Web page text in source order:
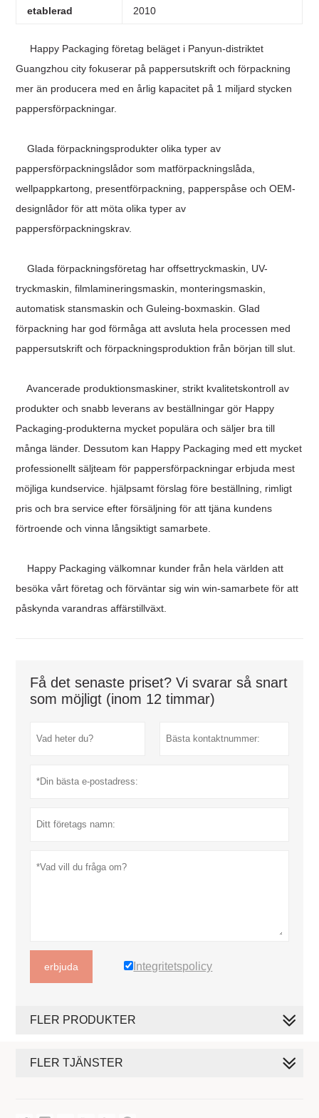
etablerad 2010
Happy Packaging företag beläget i Panyun-distriktet
Guangzhou city fokuserar på pappersutskrift och förpackning
mer än producera med en årlig kapacitet på 1 miljard stycken
pappersförpackningar.
Glada förpackningsprodukter olika typer av
pappersförpackningslådor som matförpackningslåda,
wellpappkartong, presentförpackning, papperspåse och OEM-
designlådor för att möta olika typer av
pappersförpackningskrav.
Glada förpackningsföretag har offsettryckmaskin, UV-
tryckmaskin, filmlamineringsmaskin, monteringsmaskin,
automatisk stansmaskin och Guleing-boxmaskin. Glad
förpackning har god förmåga att avsluta hela processen med
pappersutskrift och förpackningsproduktion från början till slut.
Avancerade produktionsmaskiner, strikt kvalitetskontroll av
produkter och snabb leverans av beställningar gör Happy
Packaging-produkterna mycket populära och säljer bra till
många länder. Dessutom kan Happy Packaging med ett mycket
professionellt säljteam för pappersförpackningar erbjuda mest
möjliga kundservice. hjälpsamt förslag före beställning, rimligt
pris och bra service efter försäljning för att tjäna kundens
förtroende och vinna långsiktigt samarbete.
Happy Packaging välkomnar kunder från hela världen att
besöka vårt företag och förväntar sig win win-samarbete för att
påskynda varandras affärstillväxt.
Få det senaste priset? Vi svarar så snart
som möjligt (inom 12 timmar)
erbjuda Integritetspolicy
FLER PRODUKTER
FLER TJÄNSTER